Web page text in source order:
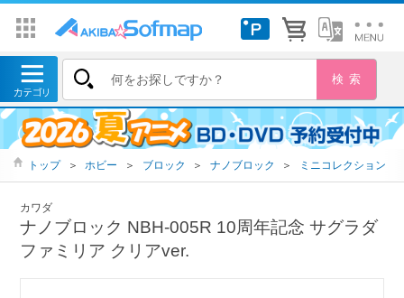
トップ ＞ ホビー ＞ ブロック ＞ ナノブロック ＞ ミニコレクション
カワダ
ナノブロック NBH-005R 10周年記念 サグラダ
ファミリア クリアver.